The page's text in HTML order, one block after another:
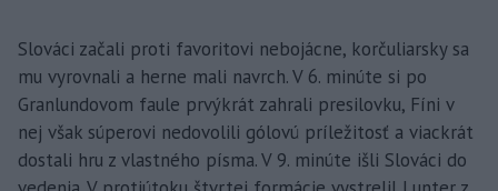
Slováci začali proti favoritovi nebojácne, korčuliarsky sa
mu vyrovnali a herne mali navrch. V 6. minúte si po
Granlundovom faule prvýkrát zahrali presilovku, Fíni v
nej však súperovi nedovolili gólovú príležitosť a viackrát
dostali hru z vlastného písma. V 9. minúte išli Slováci do